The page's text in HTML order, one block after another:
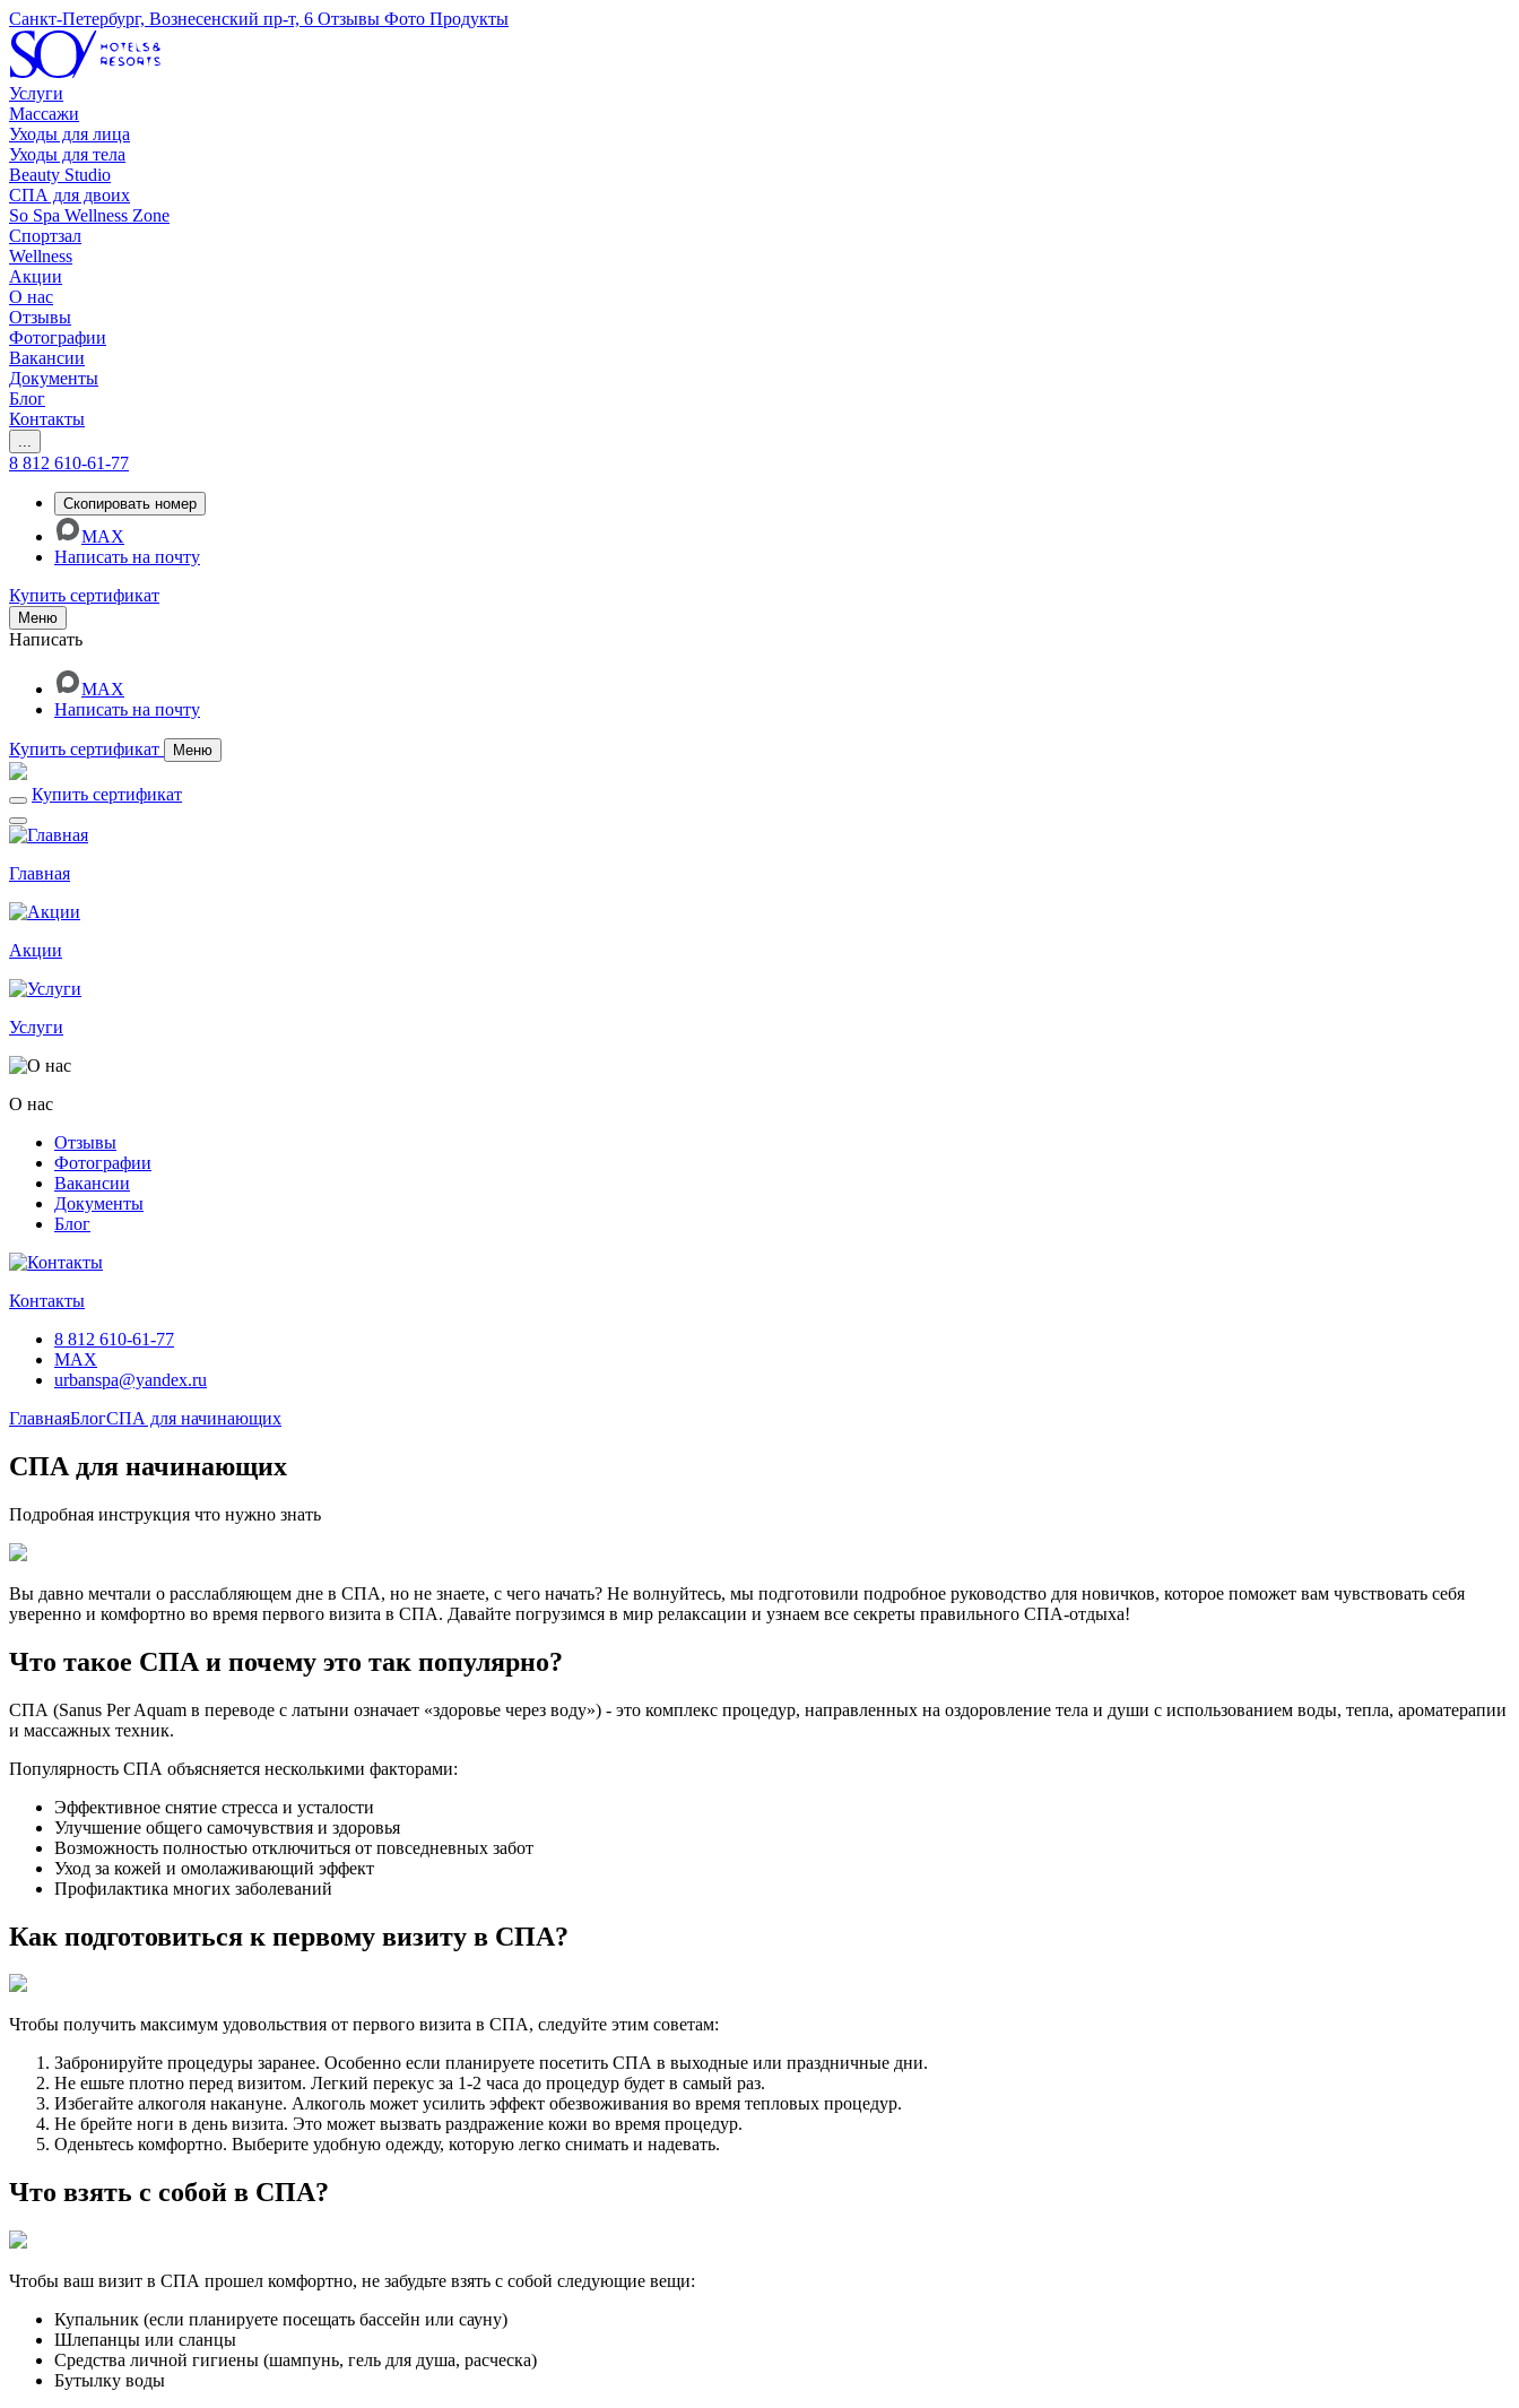
Санкт-Петербург, Вознесенский пр-т, 6 Отзывы Фото Продукты
Услуги
Массажи
Уходы для лица
Уходы для тела
Beauty Studio
СПА для двоих
So Spa Wellness Zone
Спортзал
Wellness
Акции
О нас
Отзывы
Фотографии
Вакансии
Документы
Блог
Контакты
...
8 812 610-61-77
Скопировать номер
MAX
Написать на почту
Купить сертификат
Меню
Написать
MAX
Написать на почту
Купить сертификат Меню
Купить сертификат
Главная
Акции
Услуги
О нас
Отзывы
Фотографии
Вакансии
Документы
Блог
Контакты
8 812 610-61-77
MAX
urbanspa@yandex.ru
ГлавнаяБлогСПА для начинающих
СПА для начинающих
Подробная инструкция что нужно знать
Вы давно мечтали о расслабляющем дне в СПА, но не знаете, с чего начать? Не волнуйтесь, мы подготовили подробное руководство для новичков, которое поможет вам чувствовать себя
уверенно и комфортно во время первого визита в СПА. Давайте погрузимся в мир релаксации и узнаем все секреты правильного СПА-отдыха!
Что такое СПА и почему это так популярно?
СПА (Sanus Per Aquam в переводе с латыни означает «здоровье через воду») - это комплекс процедур, направленных на оздоровление тела и души с использованием воды, тепла, ароматерапии
и массажных техник.
Популярность СПА объясняется несколькими факторами:
Эффективное снятие стресса и усталости
Улучшение общего самочувствия и здоровья
Возможность полностью отключиться от повседневных забот
Уход за кожей и омолаживающий эффект
Профилактика многих заболеваний
Как подготовиться к первому визиту в СПА?
Чтобы получить максимум удовольствия от первого визита в СПА, следуйте этим советам:
Забронируйте процедуры заранее. Особенно если планируете посетить СПА в выходные или праздничные дни.
Не ешьте плотно перед визитом. Легкий перекус за 1-2 часа до процедур будет в самый раз.
Избегайте алкоголя накануне. Алкоголь может усилить эффект обезвоживания во время тепловых процедур.
Не брейте ноги в день визита. Это может вызвать раздражение кожи во время процедур.
Оденьтесь комфортно. Выберите удобную одежду, которую легко снимать и надевать.
Что взять с собой в СПА?
Чтобы ваш визит в СПА прошел комфортно, не забудьте взять с собой следующие вещи:
Купальник (если планируете посещать бассейн или сауну)
Шлепанцы или сланцы
Средства личной гигиены (шампунь, гель для душа, расческа)
Бутылку воды